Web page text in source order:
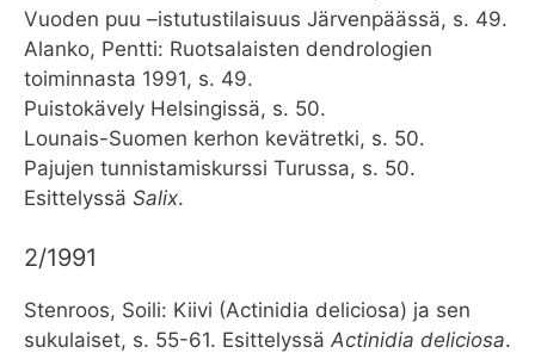
Vuoden puu –istutustilaisuus Järvenpäässä, s. 49.
Alanko, Pentti: Ruotsalaisten dendrologien
toiminnasta 1991, s. 49.
Puistokävely Helsingissä, s. 50.
Lounais-Suomen kerhon kevätretki, s. 50.
Pajujen tunnistamiskurssi Turussa, s. 50.
Esittelyssä Salix.
2/1991
Stenroos, Soili: Kiivi (Actinidia deliciosa) ja sen
sukulaiset, s. 55-61. Esittelyssä Actinidia deliciosa.